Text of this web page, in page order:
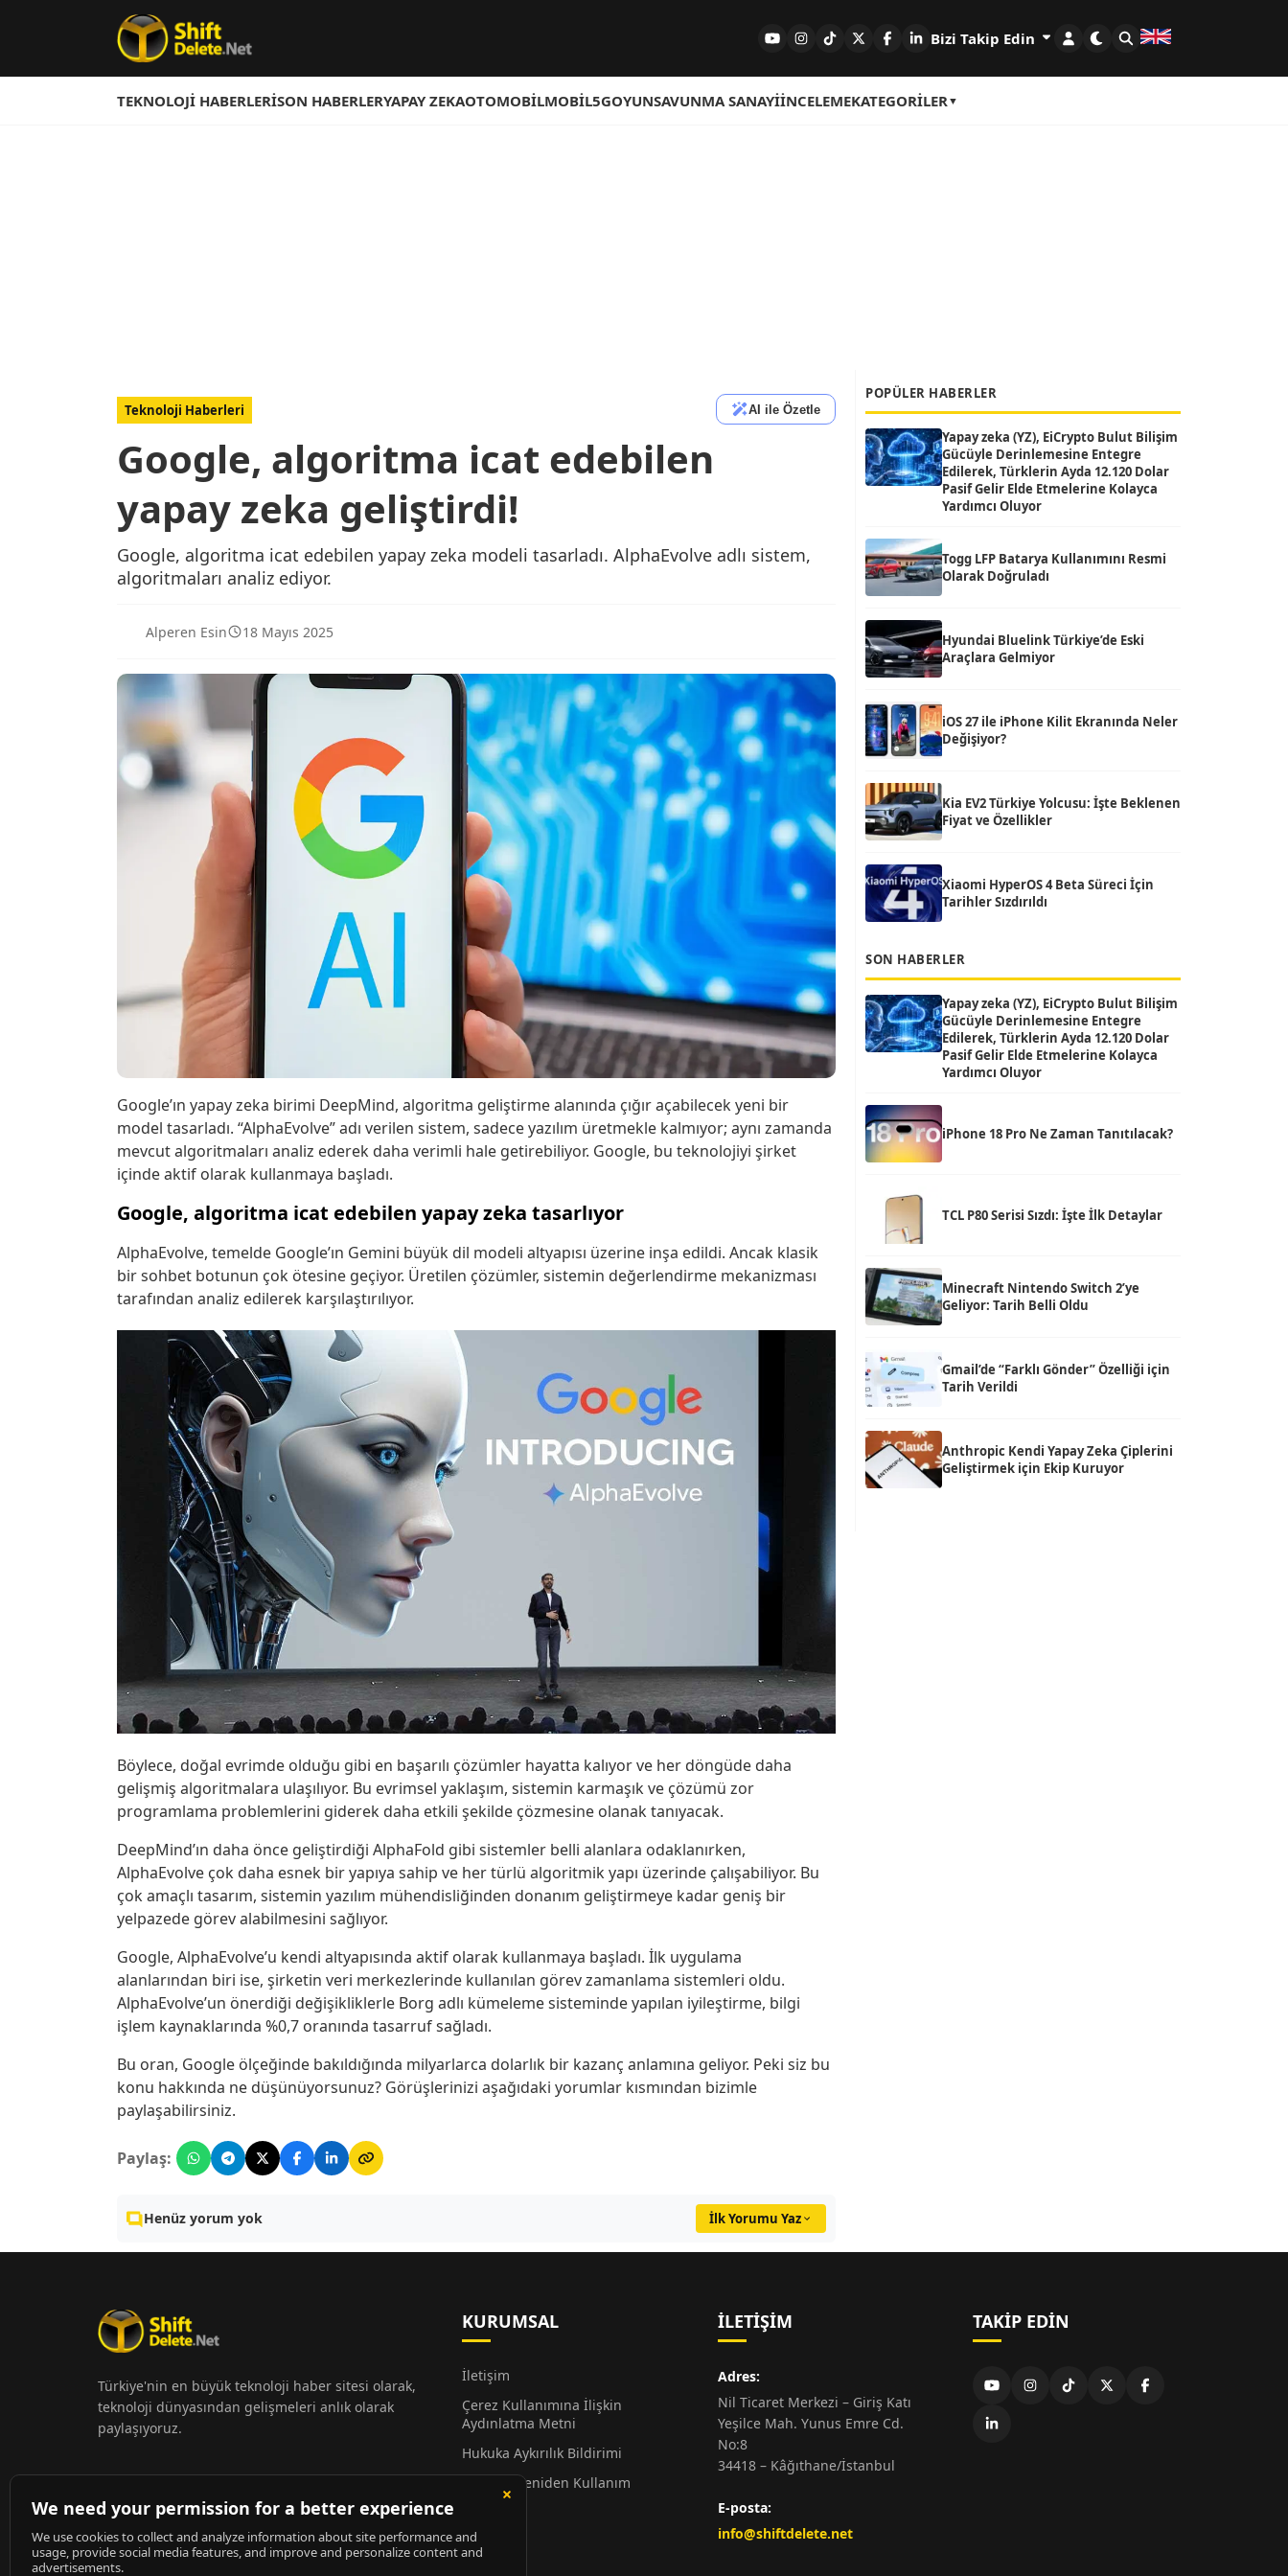
Bizi Takip Edin
TEKNOLOJI HABERLERISON HABERLERYAPAY ZEKAOTOMOBILMOBIL5GOYUNSAVUNMA SANAYIİNCELEMEKATEGORILER
Teknoloji Haberleri AI ile Özetle
Google, algoritma icat edebilen
yapay zeka geliştirdi!
Google, algoritma icat edebilen yapay zeka modeli tasarladı. AlphaEvolve adlı sistem,
algoritmaları analiz ediyor.
Alperen Esin 18 Mayıs 2025
Google’ın yapay zeka birimi DeepMind, algoritma geliştirme alanında çığır açabilecek yeni bir
model tasarladı. “AlphaEvolve” adı verilen sistem, sadece yazılım üretmekle kalmıyor; aynı zamanda
mevcut algoritmaları analiz ederek daha verimli hale getirebiliyor. Google, bu teknolojiyi şirket
içinde aktif olarak kullanmaya başladı.
Google, algoritma icat edebilen yapay zeka tasarlıyor
AlphaEvolve, temelde Google’ın Gemini büyük dil modeli altyapısı üzerine inşa edildi. Ancak klasik
bir sohbet botunun çok ötesine geçiyor. Üretilen çözümler, sistemin değerlendirme mekanizması
tarafından analiz edilerek karşılaştırılıyor.
Böylece, doğal evrimde olduğu gibi en başarılı çözümler hayatta kalıyor ve her döngüde daha
gelişmiş algoritmalara ulaşılıyor. Bu evrimsel yaklaşım, sistemin karmaşık ve çözümü zor
programlama problemlerini giderek daha etkili şekilde çözmesine olanak tanıyacak.
DeepMind’ın daha önce geliştirdiği AlphaFold gibi sistemler belli alanlara odaklanırken,
AlphaEvolve çok daha esnek bir yapıya sahip ve her türlü algoritmik yapı üzerinde çalışabiliyor. Bu
çok amaçlı tasarım, sistemin yazılım mühendisliğinden donanım geliştirmeye kadar geniş bir
yelpazede görev alabilmesini sağlıyor.
Google, AlphaEvolve’u kendi altyapısında aktif olarak kullanmaya başladı. İlk uygulama
alanlarından biri ise, şirketin veri merkezlerinde kullanılan görev zamanlama sistemleri oldu.
AlphaEvolve’un önerdiği değişikliklerle Borg adlı kümeleme sisteminde yapılan iyileştirme, bilgi
işlem kaynaklarında %0,7 oranında tasarruf sağladı.
Bu oran, Google ölçeğinde bakıldığında milyarlarca dolarlık bir kazanç anlamına geliyor. Peki siz bu
konu hakkında ne düşünüyorsunuz? Görüşlerinizi aşağıdaki yorumlar kısmından bizimle
paylaşabilirsiniz.
Paylaş:
Henüz yorum yok İlk Yorumu Yaz
POPÜLER HABERLER
Yapay zeka (YZ), EiCrypto Bulut Bilişim
Gücüyle Derinlemesine Entegre
Edilerek, Türklerin Ayda 12.120 Dolar
Pasif Gelir Elde Etmelerine Kolayca
Yardımcı Oluyor
Togg LFP Batarya Kullanımını Resmi
Olarak Doğruladı
Hyundai Bluelink Türkiye’de Eski
Araçlara Gelmiyor
iOS 27 ile iPhone Kilit Ekranında Neler
Değişiyor?
Kia EV2 Türkiye Yolcusu: İşte Beklenen
Fiyat ve Özellikler
Xiaomi HyperOS 4 Beta Süreci İçin
Tarihler Sızdırıldı
SON HABERLER
Yapay zeka (YZ), EiCrypto Bulut Bilişim
Gücüyle Derinlemesine Entegre
Edilerek, Türklerin Ayda 12.120 Dolar
Pasif Gelir Elde Etmelerine Kolayca
Yardımcı Oluyor
iPhone 18 Pro Ne Zaman Tanıtılacak?
TCL P80 Serisi Sızdı: İşte İlk Detaylar
Minecraft Nintendo Switch 2’ye
Geliyor: Tarih Belli Oldu
Gmail’de “Farklı Gönder” Özelliği için
Tarih Verildi
Anthropic Kendi Yapay Zeka Çiplerini
Geliştirmek için Ekip Kuruyor
Türkiye'nin en büyük teknoloji haber sitesi olarak,
teknoloji dünyasından gelişmeleri anlık olarak
paylaşıyoruz.
KURUMSAL
İletişim
Çerez Kullanımına İlişkin
Aydınlatma Metni
Hukuka Aykırılık Bildirimi
Alıntı ve Yeniden Kullanım
Hakkında
Künye
İLETIŞIM
Adres:
Nil Ticaret Merkezi – Giriş Katı
Yeşilce Mah. Yunus Emre Cd.
No:8
34418 – Kâğıthane/İstanbul
E-posta:
info@shiftdelete.net
TAKIP EDIN